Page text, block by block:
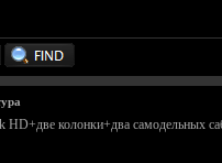
HD+две колонки+два самодельных